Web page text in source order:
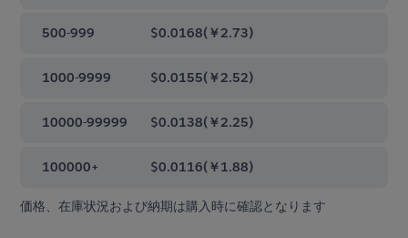
500-999 $0.0168(￥2.73)
1000-9999 $0.0155(￥2.52)
10000-99999 $0.0138(￥2.25)
100000+ $0.0116(￥1.88)
価格、在庫状況および納期は購入時に確認となります